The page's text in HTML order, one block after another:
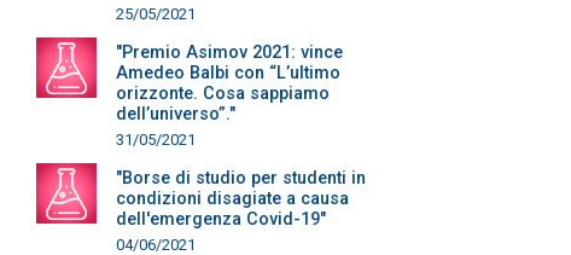
25/05/2021
"Premio Asimov 2021: vince
Amedeo Balbi con “L’ultimo
orizzonte. Cosa sappiamo
dell’universo”."
31/05/2021
"Borse di studio per studenti in
condizioni disagiate a causa
dell'emergenza Covid-19"
04/06/2021